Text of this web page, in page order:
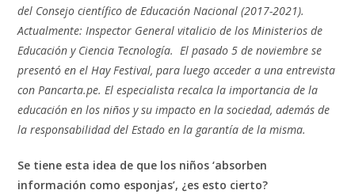
del Consejo científico de Educación Nacional (2017-2021).
Actualmente: Inspector General vitalicio de los Ministerios de
Educación y Ciencia Tecnología. El pasado 5 de noviembre se
presentó en el Hay Festival, para luego acceder a una entrevista
con Pancarta.pe. El especialista recalca la importancia de la
educación en los niños y su impacto en la sociedad, además de
la responsabilidad del Estado en la garantía de la misma.
Se tiene esta idea de que los niños ‘absorben
información como esponjas’, ¿es esto cierto?